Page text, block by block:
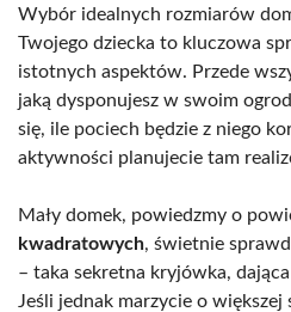
Wybór idealnych rozmiarów
Twojego dziecka to kluczowa
istotnych aspektów. Przede
jaką dysponujesz w swoim
się, ile pociech będzie z niego
aktywności planujecie tam
Mały domek, powiedzmy o
kwadratowych, świetnie
– taka sekretna kryjówka,
Jeśli jednak marzycie o